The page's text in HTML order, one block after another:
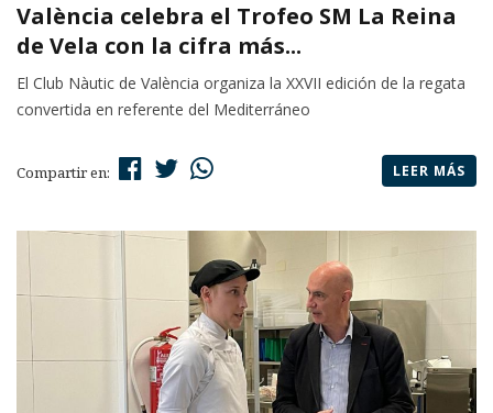
València celebra el Trofeo SM La Reina
de Vela con la cifra más...
El Club Nàutic de València organiza la XXVII edición de la regata
convertida en referente del Mediterráneo
Compartir en: LEER MÁS